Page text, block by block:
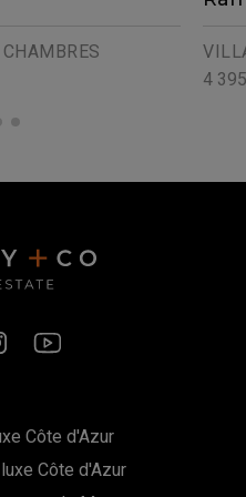
4
Côte d'Azur
Côte d'Azur